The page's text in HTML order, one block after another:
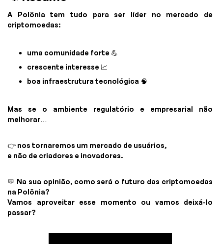
A Polônia tem tudo para ser líder no mercado de
criptomoedas:
uma comunidade forte 💪
crescente interesse 📈
boa infraestrutura tecnológica 🧠
Mas se o ambiente regulatório e empresarial não
melhorar…
👉 nos tornaremos um mercado de usuários,
e não de criadores e inovadores.
💬 Na sua opinião, como será o futuro das criptomoedas
na Polônia?
Vamos aproveitar esse momento ou vamos deixá-lo
passar?